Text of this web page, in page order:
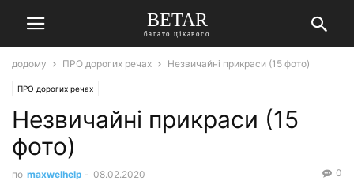
BETAR
багато цікавого
додому ПРО дорогих речах Незвичайні прикраси (15 фото)
ПРО дорогих речах
Незвичайні прикраси (15
фото)
по maxwelhelp - 08.02.2020 0